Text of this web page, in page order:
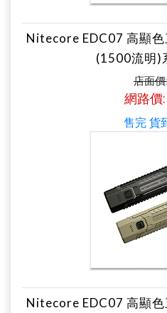
Nitecore EDC07 高顯
(1500流明)
店面
網路價
售完 貨
Nitecore EDC07 高顯